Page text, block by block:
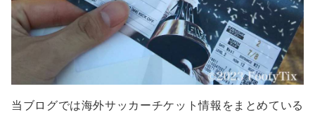
当ブログでは海外サッカーチケット情報をまとめている